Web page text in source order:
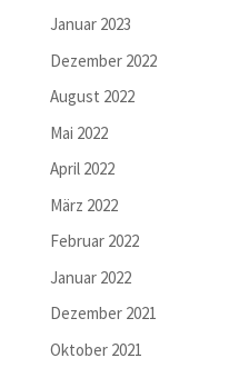
Januar 2023
Dezember 2022
August 2022
Mai 2022
April 2022
März 2022
Februar 2022
Januar 2022
Dezember 2021
Oktober 2021